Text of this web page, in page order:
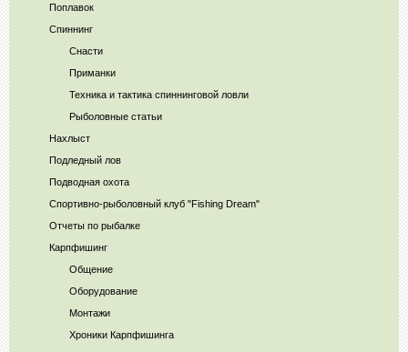
Поплавок
Спиннинг
Снасти
Приманки
Техника и тактика спиннинговой ловли
Рыболовные статьи
Нахлыст
Подледный лов
Подводная охота
Спортивно-рыболовный клуб "Fishing Dream"
Отчеты по рыбалке
Карпфишинг
Общение
Оборудование
Монтажи
Хроники Карпфишинга